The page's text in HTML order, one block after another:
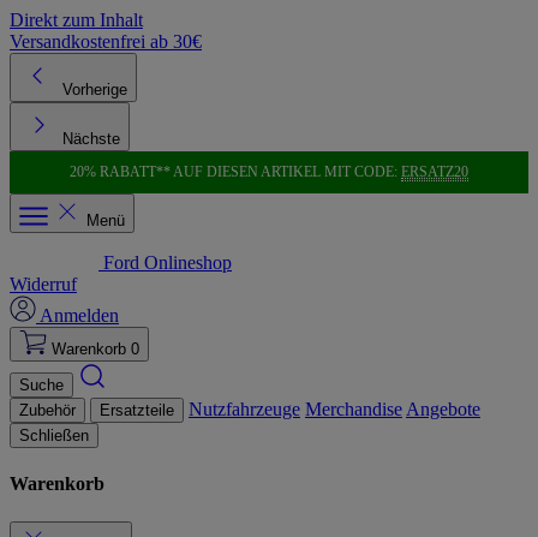
Direkt zum Inhalt
Versandkostenfrei ab 30€
Vorherige
Nächste
20% RABATT** AUF DIESEN ARTIKEL MIT CODE: ERSATZ20
Menü
Ford Onlineshop
Widerruf
Anmelden
Warenkorb 0
Suche
Zubehör
Ersatzteile Nutzfahrzeuge Merchandise Angebote
Schließen
Warenkorb